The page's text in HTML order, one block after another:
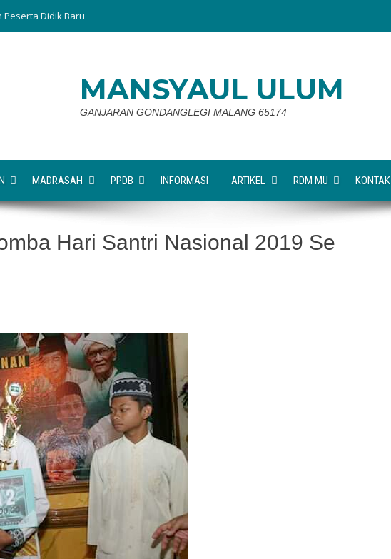
Didik Baru
MANSYAUL ULUM
GANJARAN GONDANGLEGI MALANG 65174
MADRASAH PPDB INFORMASI ARTIKEL RDM MU KONTAK
Hari Santri Nasional 2019 Se